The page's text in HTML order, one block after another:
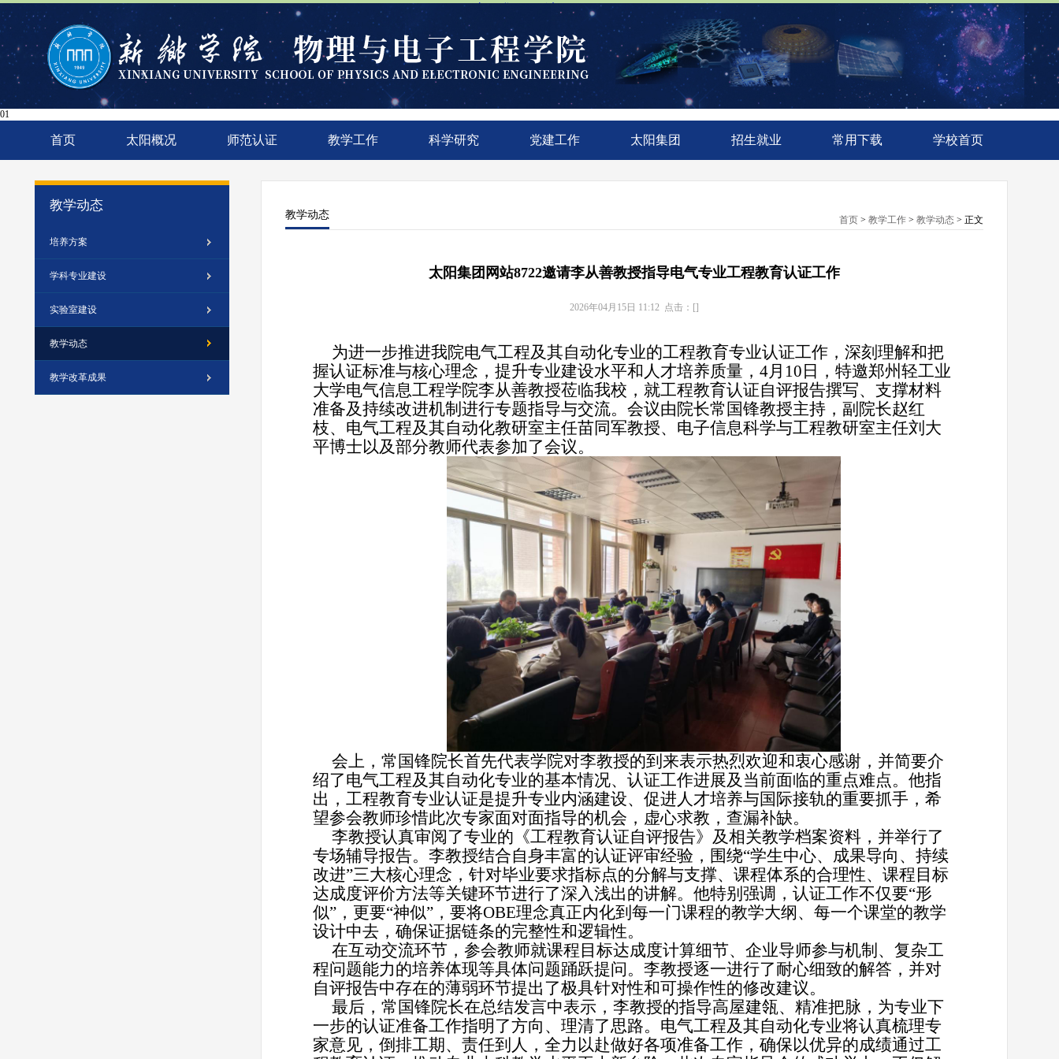
太阳集团网站8722
01
首页 太阳概况 师范认证 教学工作 科学研究 党建工作 太阳集团 招生就业 常用下载 学校首页
教学动态
培养方案
学科专业建设
实验室建设
教学动态
教学改革成果
教学动态 首页 > 教学工作 > 教学动态 > 正文
太阳集团网站8722邀请李从善教授指导电气专业工程教育认证工作
2026年04月15日 11:12 点击：[]
为进一步推进我院电气工程及其自动化专业的工程教育专业认证工作，深刻理解和把
握认证标准与核心理念，提升专业建设水平和人才培养质量，4月10日，特邀郑州轻工业
大学电气信息工程学院李从善教授莅临我校，就工程教育认证自评报告撰写、支撑材料
准备及持续改进机制进行专题指导与交流。会议由院长常国锋教授主持，副院长赵红
枝、电气工程及其自动化教研室主任苗同军教授、电子信息科学与工程教研室主任刘大
平博士以及部分教师代表参加了会议。
会上，常国锋院长首先代表学院对李教授的到来表示热烈欢迎和衷心感谢，并简要介
绍了电气工程及其自动化专业的基本情况、认证工作进展及当前面临的重点难点。他指
出，工程教育专业认证是提升专业内涵建设、促进人才培养与国际接轨的重要抓手，希
望参会教师珍惜此次专家面对面指导的机会，虚心求教，查漏补缺。
李教授认真审阅了专业的《工程教育认证自评报告》及相关教学档案资料，并举行了
专场辅导报告。李教授结合自身丰富的认证评审经验，围绕“学生中心、成果导向、持续
改进”三大核心理念，针对毕业要求指标点的分解与支撑、课程体系的合理性、课程目标
达成度评价方法等关键环节进行了深入浅出的讲解。他特别强调，认证工作不仅要“形
似”，更要“神似”，要将OBE理念真正内化到每一门课程的教学大纲、每一个课堂的教学
设计中去，确保证据链条的完整性和逻辑性。
在互动交流环节，参会教师就课程目标达成度计算细节、企业导师参与机制、复杂工
程问题能力的培养体现等具体问题踊跃提问。李教授逐一进行了耐心细致的解答，并对
自评报告中存在的薄弱环节提出了极具针对性和可操作性的修改建议。
最后，常国锋院长在总结发言中表示，李教授的指导高屋建瓴、精准把脉，为专业下
一步的认证准备工作指明了方向、理清了思路。电气工程及其自动化专业将认真梳理专
家意见，倒排工期、责任到人，全力以赴做好各项准备工作，确保以优异的成绩通过工